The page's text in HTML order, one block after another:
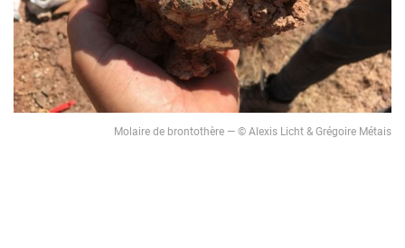
Molaire de brontothère — © Alexis Licht & Grégoire Métais